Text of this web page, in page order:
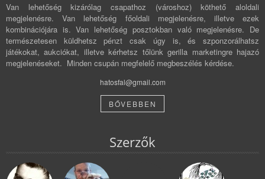
Van lehetőség kizárólag csapathoz (városhoz) köthető aloldali
megjelenésre. Van lehetőség főoldali megjelenésre, illetve ezek
kombinációjára is. Van lehetőség posztokban való megjelenésre. De
természetesen küldhetsz pénzt csak úgy is, és szponzorálhatsz
játékokat, aukciókat, illetve kérhetsz tőlünk gerilla marketingre hajazó
megjelenéseket. Minden csupán megfelelő megbeszélés kérdése.
hatosfal@gmail.com
BŐVEBBEN
Szerzők